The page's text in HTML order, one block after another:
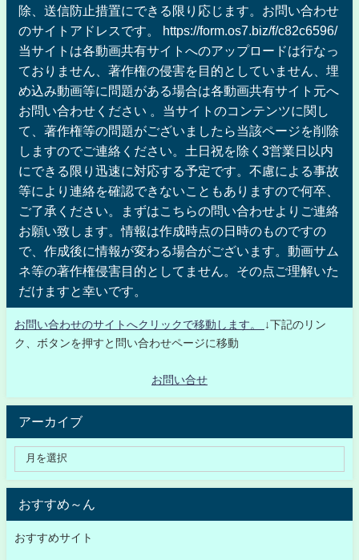
除、送信防止措置にできる限り応じます。お問い合わせ
のサイトアドレスです。 https://form.os7.biz/f/c82c6596/
当サイトは各動画共有サイトへのアップロードは行なっ
ておりません、著作権の侵害を目的としていません、埋
め込み動画等に問題がある場合は各動画共有サイト元へ
お問い合わせください 。当サイトのコンテンツに関し
て、著作権等の問題がございましたら当該ページを削除
しますのでご連絡ください。土日祝を除く3営業日以内
にできる限り迅速に対応する予定です。不慮による事故
等により連絡を確認できないこともありますので何卒、
ご了承ください。まずはこちらの問い合わせよりご連絡
お願い致します。情報は作成時点の日時のものですの
で、作成後に情報が変わる場合がございます。動画サム
ネ等の著作権侵害目的としてません。その点ご理解いた
だけますと幸いです。
お問い合わせのサイトへクリックで移動します。
↓下記のリン
ク、ボタンを押すと問い合わせページに移動
お問い合せ
アーカイブ
おすすめ～ん
おすすめサイト